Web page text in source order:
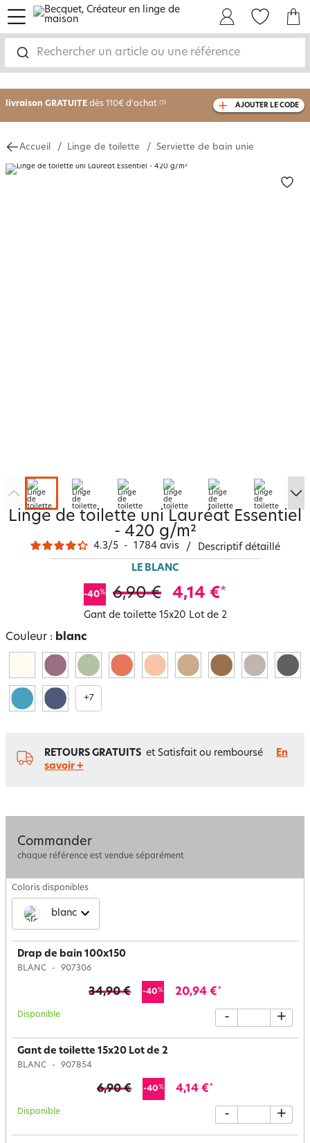
Rechercher un article ou une référence
menu
-30% sur votre commandedès 2 articles
achetés
AJOUTER LE CODE
Accueil Linge de toilette Serviette de bain unie
Linge de toilette uni Lauréat Essentiel
- 420 g/m²
4.3/5 - 1 784 avis / Descriptif détaillé
LE BLANC
-40% 6,90 € 4,14 €*
Gant de toilette 15x20 Lot de 2
Couleur : blanc
+7
RETOURS GRATUITS et Satisfait ou remboursé
En
savoir +
Commander
chaque référence est vendue séparément
Coloris disponibles
blanc
Drap de bain 100x150
BLANC 907306
34,90 € -40% 20,94 €*
Disponible - +
Gant de toilette 15x20 Lot de 2
BLANC 907854
6,90 € -40% 4,14 €*
Disponible - +